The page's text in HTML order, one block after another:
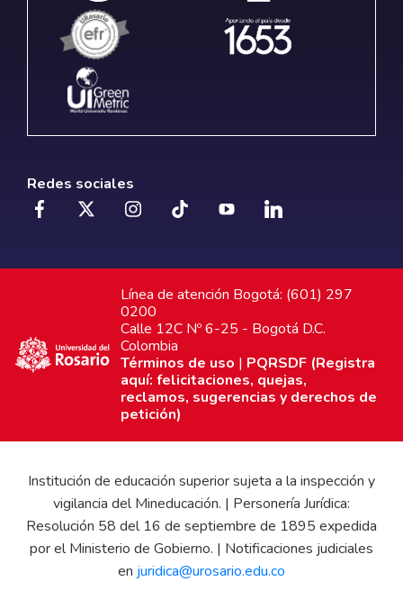
Redes sociales
Línea de atención Bogotá: (601) 297
0200
Calle 12C Nº 6-25 - Bogotá D.C.
Colombia
Términos de uso | PQRSDF (Registra
aquí: felicitaciones, quejas,
reclamos, sugerencias y derechos de
petición)
Institución de educación superior sujeta a la inspección y
vigilancia del Mineducación. | Personería Jurídica:
Resolución 58 del 16 de septiembre de 1895 expedida
por el Ministerio de Gobierno. | Notificaciones judiciales
en juridica@urosario.edu.co